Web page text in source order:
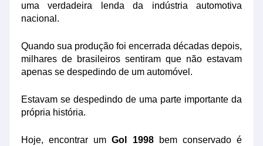
uma verdadeira lenda da indústria automotiva
nacional.
Quando sua produção foi encerrada décadas depois,
milhares de brasileiros sentiram que não estavam
apenas se despedindo de um automóvel.
Estavam se despedindo de uma parte importante da
própria história.
Hoje, encontrar umGol 1998bem conservado é